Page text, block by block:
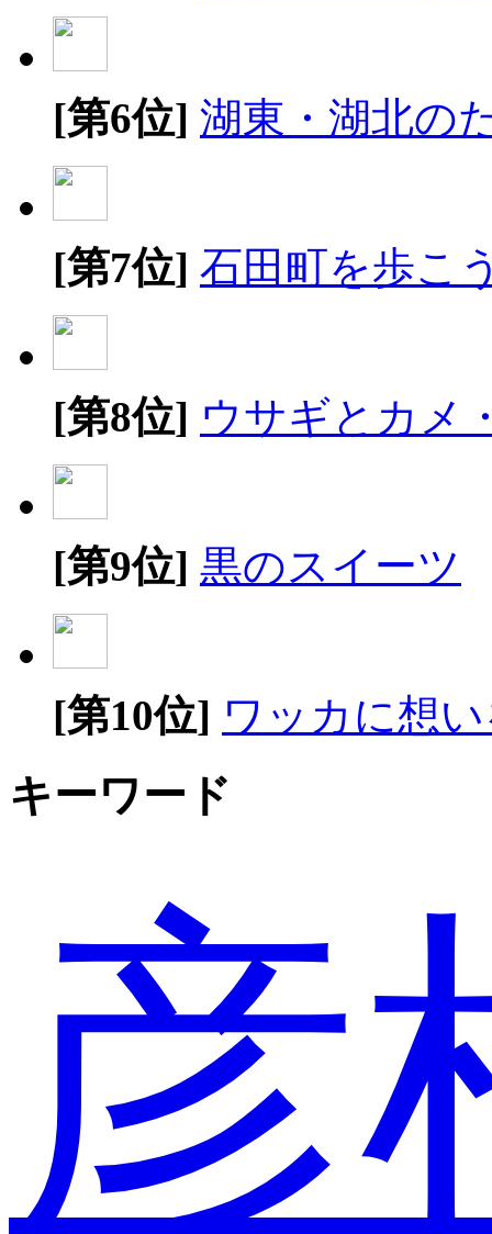
[第6位] 湖東・湖北の
[第7位] 石田町を歩こ
[第8位] ウサギとカメ
[第9位] 黒のスイーツ
[第10位] ワッカに想
キーワード
彦